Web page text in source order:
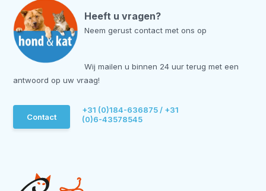
Heeft u vragen?
Neem gerust contact met ons op
Wij mailen u binnen 24 uur terug met een
antwoord op uw vraag!
Contact
+31 (0)184-636875 / +31
(0)6-43578545